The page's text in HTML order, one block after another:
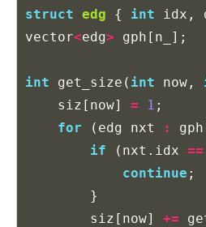
struct edg { int idx ,
vector<edg> gph [ n_ ];
int get_size ( int now ,
siz [ now] = 1 ;
for
( edg nxt : gph
if
( nxt . idx ==
continue ;
}
siz [ now] +=